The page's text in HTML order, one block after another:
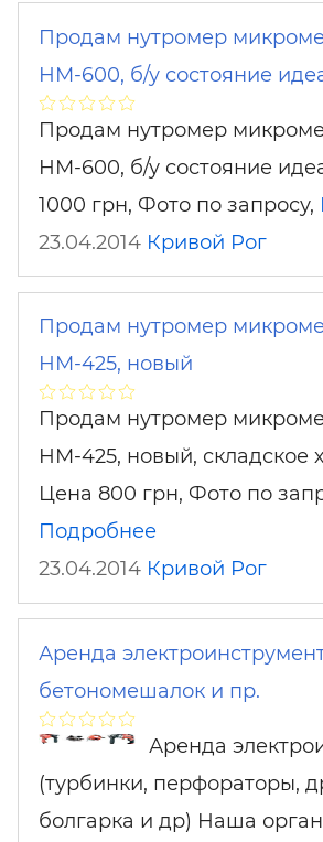
Продам нутромер
НМ-600, б/у состояние
Продам нутромер
НМ-600, б/у состояние
1000 грн, Фото по запросу,
23.04.2014 Кривой Рог
Продам нутромер
НМ-425, новый
Продам нутромер
НМ-425, новый, складское
Цена 800 грн, Фото по
Подробнее
23.04.2014 Кривой Рог
Аренда
бетономешалок и пр.
Аренда
(турбинки, перфораторы,
болгарка и др) Наша